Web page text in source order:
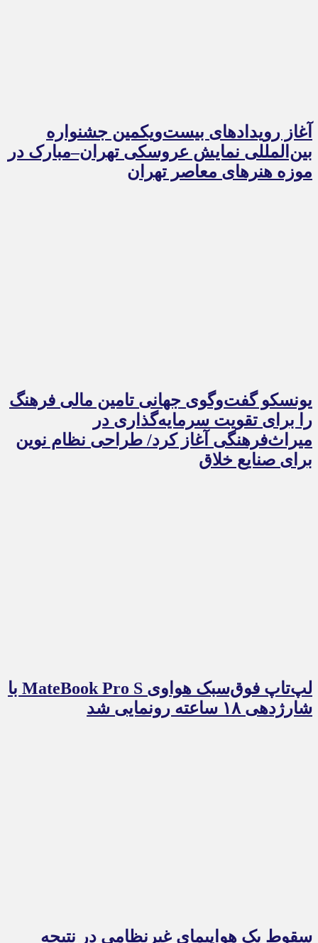
آغاز رویدادهای بیست‌ویکمین جشنواره
بین‌المللی نمایش عروسکی تهران–مبارک در
موزه هنرهای معاصر تهران
یونسکو گفت‌وگوی جهانی تامین مالی فرهنگ
را برای تقویت سرمایه‌گذاری در
میراث‌فرهنگی آغاز کرد/ طراحی نظام نوین
برای صنایع خلاق
لپ‌تاپ فوق‌سبک هواوی MateBook Pro S با
شارژدهی ۱۸ ساعته رونمایی شد
سقوط یک هواپیمای غیرنظامی در نتیجه